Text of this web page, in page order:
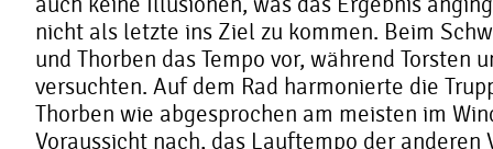
nicht als letzte ins Ziel zu kommen. Beim
und Thorben das Tempo vor, während Torsten
versuchten. Auf dem Rad harmonierte die
Thorben wie abgesprochen am meisten im
Voraussicht nach, das Lauftempo der